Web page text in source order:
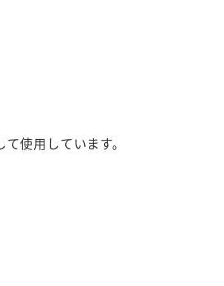
使用しています。